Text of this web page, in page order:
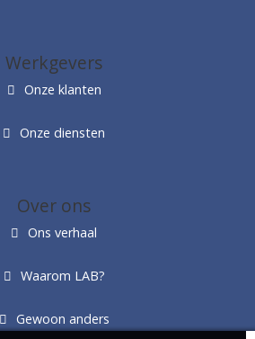
Werkgevers
Onze klanten
Onze diensten
Over ons
Ons verhaal
Waarom LAB?
Gewoon anders